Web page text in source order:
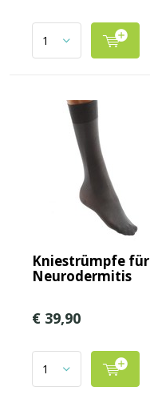
Kniestrümpfe für
Neurodermitis
€ 39,90